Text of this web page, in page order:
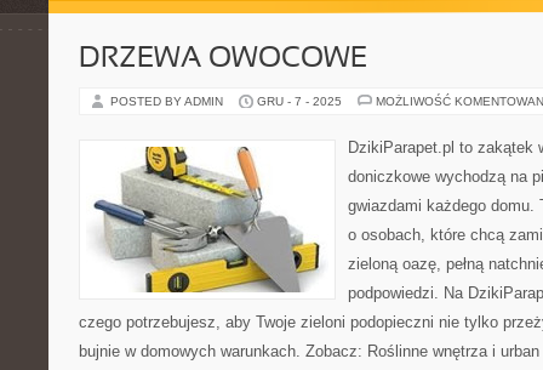
DRZEWA OWOCOWE
POSTED BY ADMIN GRU - 7 - 2025 MOŻLIWOŚĆ
DzikiParapet.pl to zakątek
doniczkowe wychodzą na
gwiazdami każdego
o osobach, które chcą
zieloną oazę, pełną
podpowiedzi. Na
czego potrzebujesz, aby Twoje zieloni podopieczni nie tylko
bujnie w domowych warunkach. Zobacz: Roślinne wnętrza i